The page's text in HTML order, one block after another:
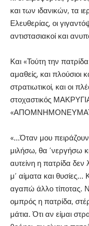
και των ιδανικών, τα
Ελευθερίας, οι
αντιστασιακοί και
Και «Τούτη την
αμαθείς, και πλούσιοι
στρατιωτικοί, και οι
στοχαστικός
«ΑΠΟΜΝΗΜΟΝΕΥΜΑΤΑ»
«…Όταν μου
μιλήσω, θα ’νεργήσω
αυτείνη η πατρίδα
μ’ αίματα και
αγαπώ άλλο τίποτας.
ομπρός η πατρίδα,
μάτια. Ότι αν είμαι